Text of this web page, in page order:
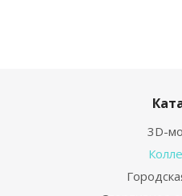
3D-